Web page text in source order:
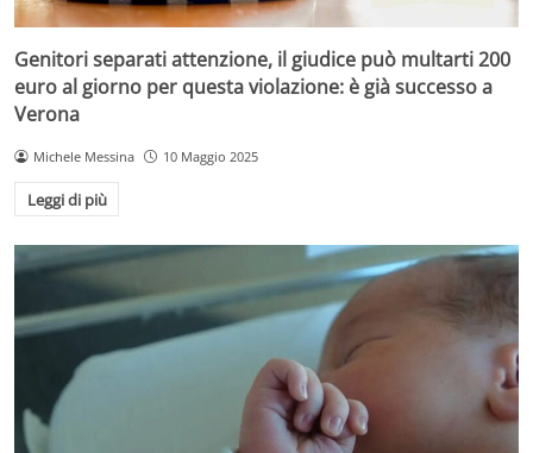
Genitori separati attenzione, il giudice può multarti 200
euro al giorno per questa violazione: è già successo a
Verona
Michele Messina 10 Maggio 2025
Leggi di più